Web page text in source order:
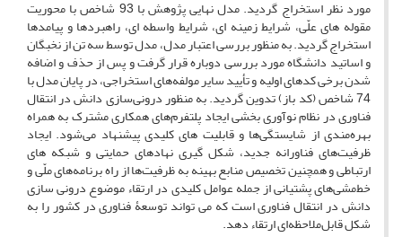
مورد نظر استخراج گردید. مدل نهایی پژوهش با 93 شاخص با محوریت
مقوله های علّی، شرایط زمینه ای، شرایط واسطه ای، راهبردها و پیامدها
استخراج گردید. به منظور بررسی اعتبار مدل، مدل توسط سه تن از نخبگان
و اساتید دانشگاه مورد بررسی دوباره قرار گرفت و پس از حذف و اضافه
شدن برخی کدهای اولیه و تأیید سایر مولفه‌های استخراجی، در پایان مدل با
74 شاخص (کد باز) تدوین گردید. به منظور درونی‌سازی دانش در انتقال
فناوری در نظام نوآوری بخشی ایجاد پلتفرم‌های همکاری مشترک به همراه
بهره‌مندی از شایستگی‌ها و قابلیت های کلیدی پیشنهاد می‌شود. ایجاد
ظرفیت‌های فناورانه جدید، شکل گیری نهادهای حمایتی و شبکه های
ارتباطی و همچنین تخصیص منابع بهینه به ظرفیت‌ها از راه برنامه‌های ملّی و
خط‌مشی‌های پشتیانی از جمله عوامل کلیدی در ارتقاء موضوع درونی سازی
دانش در انتقال فناوری است که می تواند توسعۀ فناوری در کشور را به
شکل قابل‌ملاحظه‌ای ارتقاء دهد.